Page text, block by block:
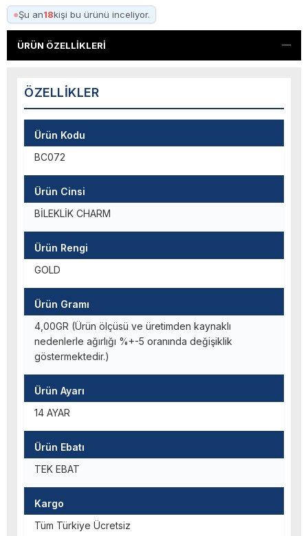
●Şu an18kişi bu ürünü inceliyor.
ÜRÜN ÖZELLIKLERI
ÖZELLIKLER
Ürün Kodu
BC072
Ürün Cinsi
BİLEKLİK CHARM
Ürün Rengi
GOLD
Ürün Gramı
4,00GR (Ürün ölçüsü ve üretimden kaynaklı
nedenlerle ağırlığı %+-5 oranında değişiklik
göstermektedir.)
Ürün Ayarı
14 AYAR
Ürün Ebatı
TEK EBAT
Kargo
Tüm Türkiye Ücretsiz